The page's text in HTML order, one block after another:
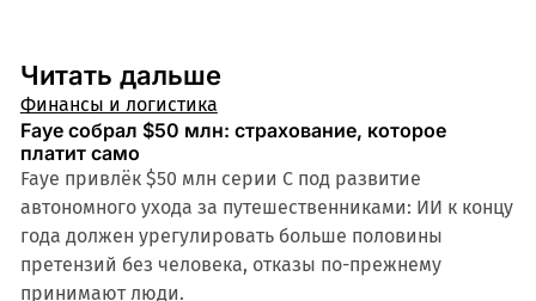
Читать дальше
Финансы и логистика
Faye собрал $50 млн: страхование, которое
платит само
Faye привлёк $50 млн серии C под развитие
автономного ухода за путешественниками: ИИ к концу
года должен урегулировать больше половины
претензий без человека, отказы по-прежнему
принимают люди.